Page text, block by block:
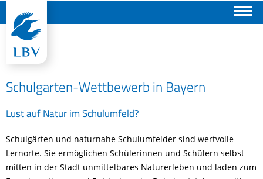
Schulgarten-Wettbewerb in Bayern
Lust auf Natur im Schulumfeld?
Schulgärten und naturnahe Schulumfelder sind wertvolle
Lernorte. Sie ermöglichen Schülerinnen und Schülern selbst
mitten in der Stadt unmittelbares Naturerleben und laden zum